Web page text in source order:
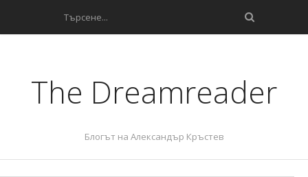
The Dreamreader
Блогът на Александър Кръстев